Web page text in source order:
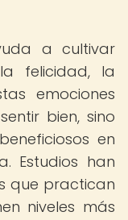
a cultivar
felicidad, la
emociones
bien, sino
en
Estudios han
que practican
niveles más